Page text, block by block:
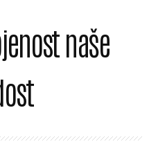
naše